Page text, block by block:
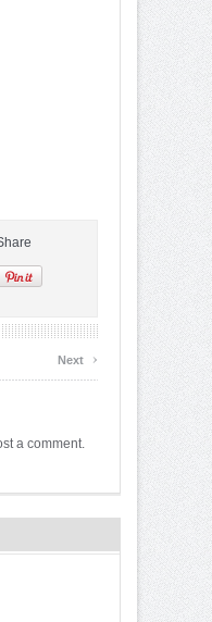
Next ›
a comment.